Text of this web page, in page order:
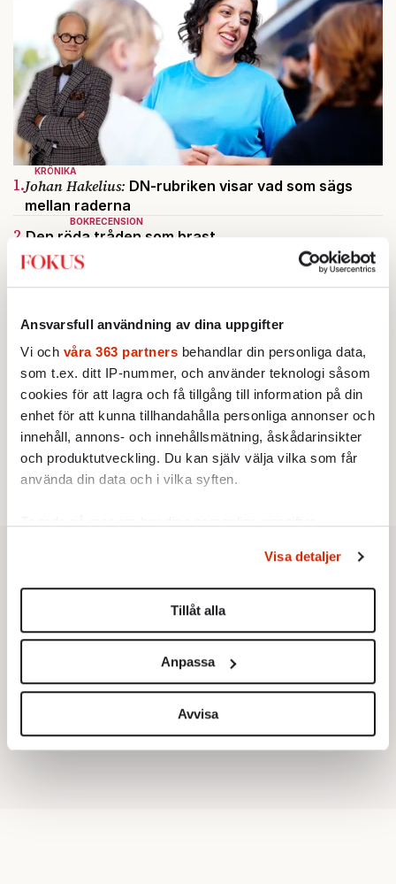
Ansvarsfull användning av dina uppgifter
Vi och våra 363 partners behandlar din personliga data,
som t.ex. ditt IP-nummer, och använder teknologi såsom
cookies för att lagra och få tillgång till information på din
enhet för att kunna tillhandahålla personliga annonser och
innehåll, annons- och innehållsmätning, åskådarinsikter
och produktutveckling. Du kan själv välja vilka som får
använda din data och i vilka syften.
Du kan ändra eller dra tillbaka ditt samtycke när som
helst från cookie-förklaringen.
Vi använder enhetsidentifierare för att anpassa innehållet
för sociala medier och analysera vår trafik. Vi
vidarebefordrar även sådana identifierare och annan
information från din enhet till de sociala medier och
annons- och analysföretag som vi samarbetar med.
Dessa kan i sin tur kombinera informationen med annan
Visa detaljer
Tillåt alla
Anpassa
Avvisa
KRÖNIKA
1.Johan Hakelius: DN-rubriken visar vad som sägs
mellan raderna
BOKRECENSION
2. Den röda tråden som brast
Av: Gustaf Lewander
INRIKES
Vattenbristen är här – men var femte liter läcker
KRÖNIKA
Nina Lekander:
På ”Kommunisthögskolan” drömde
alla om att vara arbetarklass
KRÖNIKA
5.Frans Wachtmeister:Ja, AC är ett hot mot den
franska civilisationen
KRÖNIKA
6.Sakine Madon:Efter islamistdådet oroar sig
vänstern för Agnes Wold